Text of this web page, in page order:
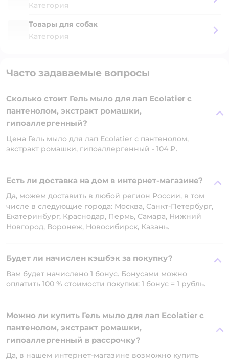
Категория
Товары для собак
Категория
Часто задаваемые вопросы
Сколько стоит Гель мыло для лап Ecolatier с
пантенолом, экстракт ромашки,
гипоаллергенный?
Цена Гель мыло для лап Ecolatier с пантенолом,
экстракт ромашки, гипоаллергенный - 104 ₽.
Есть ли доставка на дом в интернет-магазине?
Да, можем доставить в любой регион России, в том
числе в следующие города: Москва, Санкт-Петербург,
Екатеринбург, Краснодар, Пермь, Самара, Нижний
Новгород, Воронеж, Новосибирск, Казань.
Будет ли начислен кэшбэк за покупку?
Вам будет начислено 1 бонус. Бонусами можно
оплатить 100 % стоимости покупки: 1 бонус = 1 рубль.
Можно ли купить Гель мыло для лап Ecolatier с
пантенолом, экстракт ромашки,
гипоаллергенный в рассрочку?
Да, в нашем интернет-магазине возможно купить